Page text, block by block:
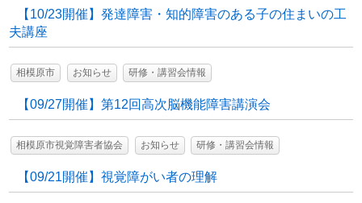
【10/23開催】発達障害・知的障害のある子の住まいの工
夫講座
相模原市 お知らせ 研修・講習会情報
【09/27開催】第12回高次脳機能障害講演会
相模原市視覚障害者協会 お知らせ 研修・講習会情報
【09/21開催】視覚障がい者の理解